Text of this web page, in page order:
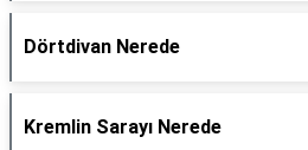
Dörtdivan Nerede
Kremlin Sarayı Nerede